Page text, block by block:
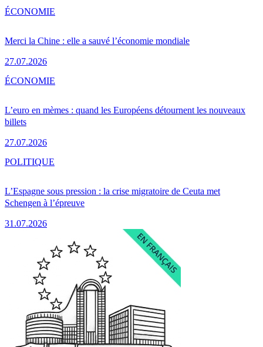
Merci la Chine : elle a sauvé l’économie mondiale
27.07.2026
ÉCONOMIE
L’euro en mèmes : quand les Européens détournent les nouveaux
billets
27.07.2026
ÉCONOMIE
L’Espagne sous pression : la crise migratoire de Ceuta met
Schengen à l’épreuve
31.07.2026
POLITIQUE